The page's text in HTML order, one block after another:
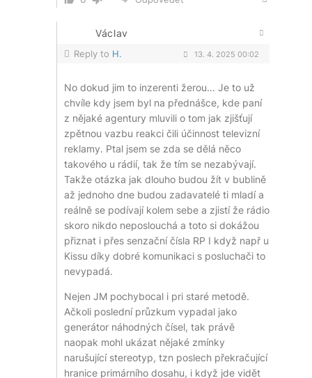
Václav
Reply to H. 13. 4. 2025 00:02
No dokud jim to inzerenti žerou… Je to už
chvíle kdy jsem byl na přednášce, kde paní
z nějaké agentury mluvili o tom jak zjišťují
zpětnou vazbu reakci čili účinnost televizní
reklamy. Ptal jsem se zda se dělá něco
takového u rádií, tak že tím se nezabývají.
Takže otázka jak dlouho budou žít v bublině
až jednoho dne budou zadavatelé ti mladí a
reálně se podívají kolem sebe a zjistí že rádio
skoro nikdo neposlouchá a toto si dokážou
přiznat i přes senzační čísla RP I když např u
Kissu díky dobré komunikaci s posluchači to
nevypadá.
Nejen JM pochybocal i pri staré metodě.
Ačkoli poslední průzkum vypadal jako
generátor náhodných čísel, tak právě
naopak mohl ukázat nějaké zmínky
narušující stereotyp, tzn poslech překračující
hranice primárního dosahu, i když jde vidět